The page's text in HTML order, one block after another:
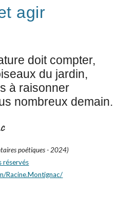
agir
doit compter,
du jardin,
à raisonner
nombreux demain.
poétiques - 2024)
réservés
Racine.Montignac/